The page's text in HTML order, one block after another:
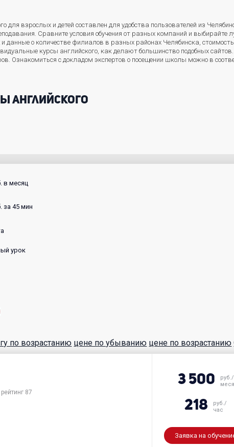
для взрослых и детей составлен для удобства пользователей из
Сравните условия обучения от разных компаний и
данные о количестве филиалов в разных районах Челябинска,
курсы английского, как делают большинство подобных
Ознакомиться с докладом экспертов о посещении школы можно в
английского
в месяц
за 45 мин
урок
по возрастанию цене по убыванию цене по возрастанию
87
3 500
руб./
218
руб./
час
Заявка на